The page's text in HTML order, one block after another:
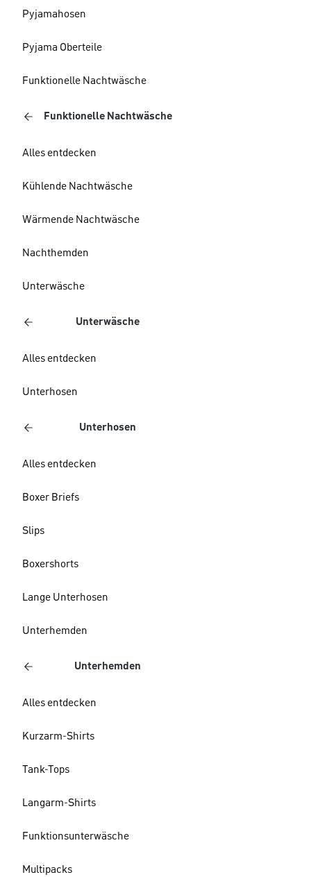
Pyjamahosen
Pyjama Oberteile
Funktionelle Nachtwäsche
Funktionelle Nachtwäsche
Alles entdecken
Kühlende Nachtwäsche
Wärmende Nachtwäsche
Nachthemden
Unterwäsche
Unterwäsche
Alles entdecken
Unterhosen
Unterhosen
Alles entdecken
Boxer Briefs
Slips
Boxershorts
Lange Unterhosen
Unterhemden
Unterhemden
Alles entdecken
Kurzarm-Shirts
Tank-Tops
Langarm-Shirts
Funktionsunterwäsche
Multipacks